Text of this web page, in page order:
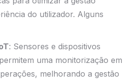
do utilizador. Alguns
: Sensores e dispositivos
uma monitorização em
melhorando a gestão